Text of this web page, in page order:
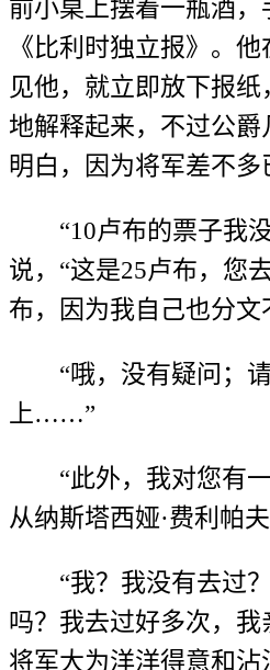
前小桌上摆着一瓶酒
《比利时独立报》。
见他，就立即放下报
地解释起来，不过公
明白，因为将军差不多
“10卢布的票子我
说，“这是25卢布，您
布，因为我自己也分文
“哦，没有疑问；
上……”
“此外，我对您有
从纳斯塔西娅·费利帕
“我？我没有去过
吗？我去过好多次，我
将军大为洋洋得意和